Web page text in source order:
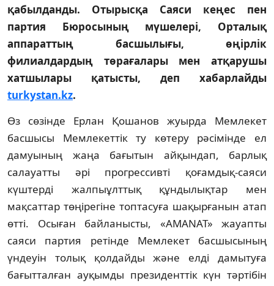
қабылданды. Отырысқа Саяси кеңес пен
партия Бюросының мүшелері, Орталық
аппараттың басшылығы, өңірлік
филиалдардың төрағалары мен атқарушы
хатшылары қатысты, деп хабарлайды
turkystan.kz.
Өз сөзінде Ерлан Қошанов жуырда Мемлекет
басшысы Мемлекеттік ту көтеру рәсімінде ел
дамуының жаңа бағытын айқындап, барлық
салауатты әрі прогрессивті қоғамдық-саяси
күштерді жалпыұлттық құндылықтар мен
мақсаттар төңірегіне топтасуға шақырғанын атап
өтті. Осыған байланысты, «AMANAT» жауапты
саяси партия ретінде Мемлекет басшысының
үндеуін толық қолдайды және елді дамытуға
бағытталған ауқымды президенттік күн тәртібін